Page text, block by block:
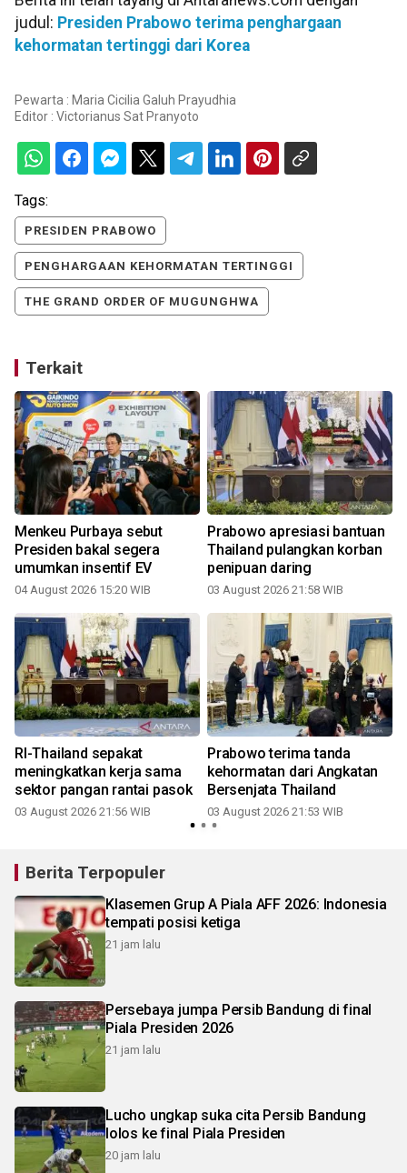
judul: Presiden Prabowo terima penghargaan
kehormatan tertinggi dari Korea
Pewarta : Maria Cicilia Galuh Prayudhia
Editor : Victorianus Sat Pranyoto
Tags:
PRESIDEN PRABOWO
PENGHARGAAN KEHORMATAN TERTINGGI
THE GRAND ORDER OF MUGUNGHWA
Terkait
Menkeu Purbaya sebut
Presiden bakal segera
umumkan insentif EV
04 August 2026 15:20 WIB
Prabowo apresiasi bantuan
Thailand pulangkan korban
penipuan daring
03 August 2026 21:58 WIB
RI-Thailand sepakat
meningkatkan kerja sama
sektor pangan rantai pasok
03 August 2026 21:56 WIB
Prabowo terima tanda
kehormatan dari Angkatan
Bersenjata Thailand
03 August 2026 21:53 WIB
Berita Terpopuler
Klasemen Grup A Piala AFF 2026: Indonesia
tempati posisi ketiga
21 jam lalu
Persebaya jumpa Persib Bandung di final
Piala Presiden 2026
21 jam lalu
Lucho ungkap suka cita Persib Bandung
lolos ke final Piala Presiden
20 jam lalu